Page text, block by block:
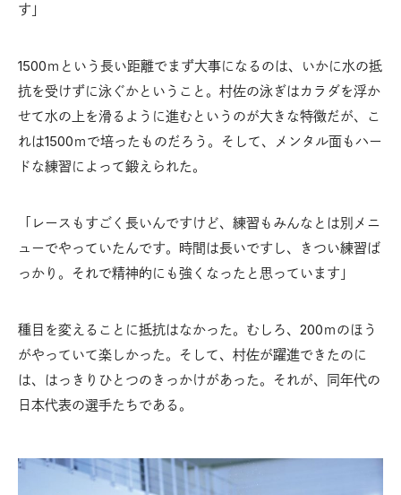
す」
1500ｍという長い距離でまず大事になるのは、いかに水の抵
抗を受けずに泳ぐかということ。村佐の泳ぎはカラダを浮か
せて水の上を滑るように進むというのが大きな特徴だが、こ
れは1500ｍで培ったものだろう。そして、メンタル面もハー
ドな練習によって鍛えられた。
「レースもすごく長いんですけど、練習もみんなとは別メニ
ューでやっていたんです。時間は長いですし、きつい練習ば
っかり。それで精神的にも強くなったと思っています」
種目を変えることに抵抗はなかった。むしろ、200ｍのほう
がやっていて楽しかった。そして、村佐が躍進できたのに
は、はっきりひとつのきっかけがあった。それが、同年代の
日本代表の選手たちである。